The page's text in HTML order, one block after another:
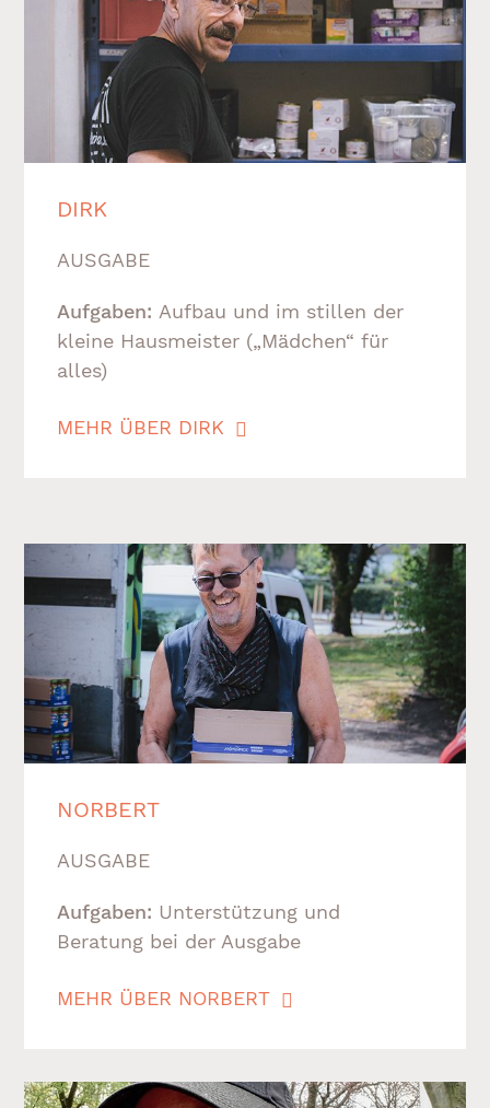
DIRK
AUSGABE
Aufgaben: Aufbau und im stillen der
kleine Hausmeister („Mädchen“ für
alles)
MEHR ÜBER DIRK
NORBERT
AUSGABE
Aufgaben: Unterstützung und
Beratung bei der Ausgabe
MEHR ÜBER NORBERT